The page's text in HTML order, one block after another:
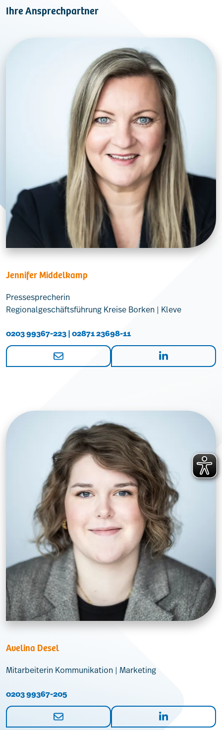
Ihre Ansprechpartner
Jennifer Middelkamp
Pressesprecherin
Regionalgeschäftsführung Kreise Borken | Kleve
0203 99367-223 | 02871 23698-11
Avelina Desel
Mitarbeiterin Kommunikation | Marketing
0203 99367-205